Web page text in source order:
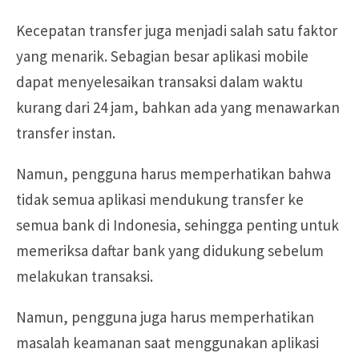
Kecepatan transfer juga menjadi salah satu faktor
yang menarik. Sebagian besar aplikasi mobile
dapat menyelesaikan transaksi dalam waktu
kurang dari 24 jam, bahkan ada yang menawarkan
transfer instan.
Namun, pengguna harus memperhatikan bahwa
tidak semua aplikasi mendukung transfer ke
semua bank di Indonesia, sehingga penting untuk
memeriksa daftar bank yang didukung sebelum
melakukan transaksi.
Namun, pengguna juga harus memperhatikan
masalah keamanan saat menggunakan aplikasi